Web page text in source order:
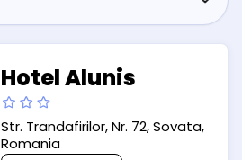
Hotel Alunis
Str. Trandafirilor, Nr. 72, Sovata,
Romania